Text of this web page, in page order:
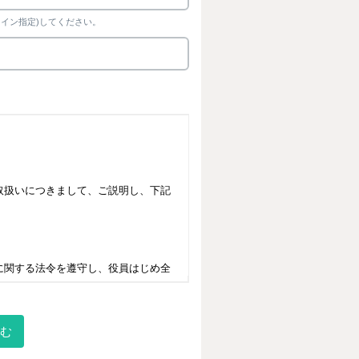
ン指定)してください。